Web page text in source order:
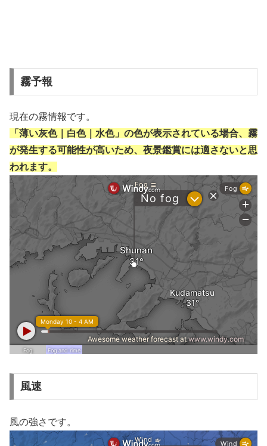
霧予報
現在の霧情報です。
「薄い灰色｜白色｜水色」の色が表示されている場合、霧
が発生する可能性が高いため、夜景鑑賞には適さないと思
われます。
風速
風の強さです。